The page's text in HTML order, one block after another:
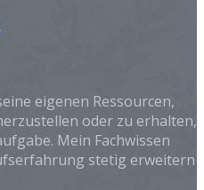
eigenen Ressourcen,
oder zu erhalten,
Mein Fachwissen
stetig erweitern